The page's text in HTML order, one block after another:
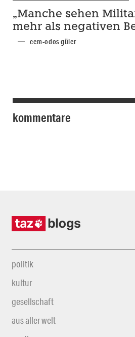
„Manche sehen
mehr als negativen
cem-odos güler
kommentare
politik
kultur
gesellschaft
aus aller welt